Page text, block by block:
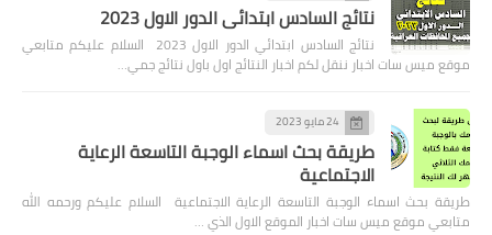
نتائج السادس ابتدائي الدور الاول 2023
نتائج السادس ابتدائي الدور الاول 2023 السلام عليكم متابعي
موقع ميس سات اخبار ننقل لكم اخبار النتائج اول باول نتائج جمي…
24 مايو 2023
طريقة بحث اسماء الوجبة التاسعة الرعاية
الاجتماعية
طريقة بحث اسماء الوجبة التاسعة الرعاية الاجتماعية السلام عليكم ورحمه الله
متابعي موقع ميس سات اخبار الموقع الاول الذي …